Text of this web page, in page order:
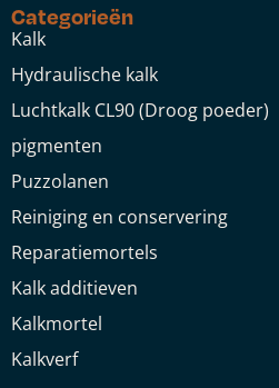
Categorieën
Kalk
Hydraulische kalk
Luchtkalk CL90 (Droog poeder)
pigmenten
Puzzolanen
Reiniging en conservering
Reparatiemortels
Kalk additieven
Kalkmortel
Kalkverf